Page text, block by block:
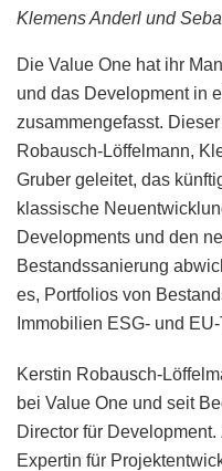
Klemens Anderl und
Die Value One hat ihr
und das Development in
zusammengefasst.
Robausch-Löffelmann,
Gruber geleitet, das
klassische
Developments und den
Bestandssanierung
es, Portfolios von
Immobilien ESG- und
Kerstin Robausch-
bei Value One und seit
Director für
Expertin für